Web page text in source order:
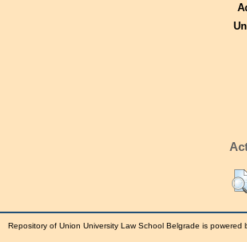
Repository of Union University Law School Belgrade is powered